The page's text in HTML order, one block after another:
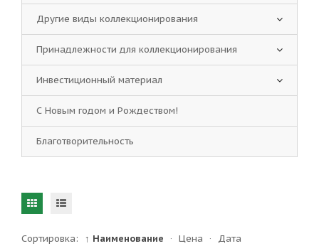
Сортировка: ↑ Наименование · Цена ·
Дата
Другие виды коллекционирования
Принадлежности для коллекционирования
Инвестиционный материал
С Новым годом и Рождеством!
Благотворительность